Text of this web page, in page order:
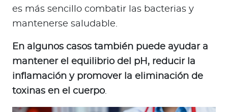
es más sencillo combatir las bacterias y
mantenerse saludable.
En algunos casos también puede ayudar a
mantener el equilibrio del pH, reducir la
inflamación y promover la eliminación de
toxinas en el cuerpo.